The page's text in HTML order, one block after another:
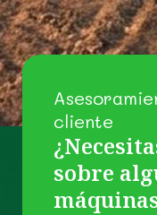
cliente
sobre